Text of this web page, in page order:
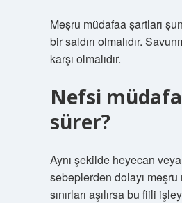
Meşru müdafaa şartları
bir saldırı olmalıdır.
karşı olmalıdır.
Nefsi
sürer?
Aynı şekilde heyecan
sebeplerden dolayı meşru
sınırları aşılırsa bu fiili